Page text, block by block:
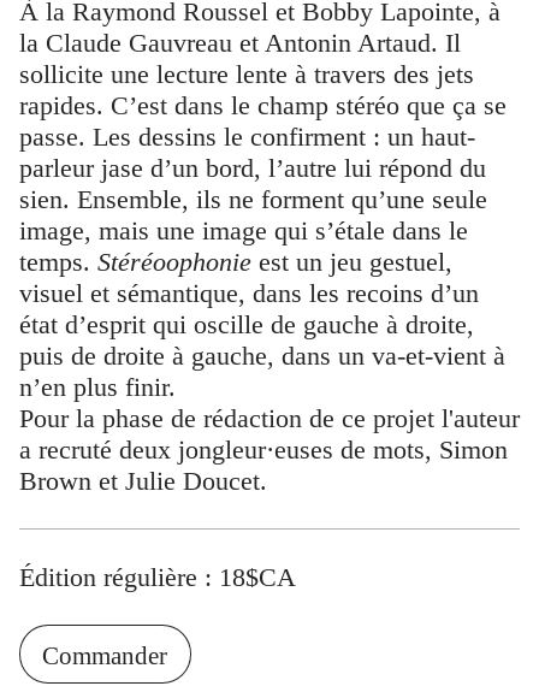
À la Raymond Roussel et Bobby Lapointe, à
la Claude Gauvreau et Antonin Artaud. Il
sollicite une lecture lente à travers des jets
rapides. C’est dans le champ stéréo que ça se
passe. Les dessins le confirment : un haut-
parleur jase d’un bord, l’autre lui répond du
sien. Ensemble, ils ne forment qu’une seule
image, mais une image qui s’étale dans le
temps. Stéréoophonieest un jeu gestuel,
visuel et sémantique, dans les recoins d’un
état d’esprit qui oscille de gauche à droite,
puis de droite à gauche, dans un va-et-vient à
n’en plus finir.
Pour la phase de rédaction de ce projet l'auteur
a recruté deux jongleur·euses de mots, Simon
Brown et Julie Doucet.
Édition régulière : 18$CA
Commander